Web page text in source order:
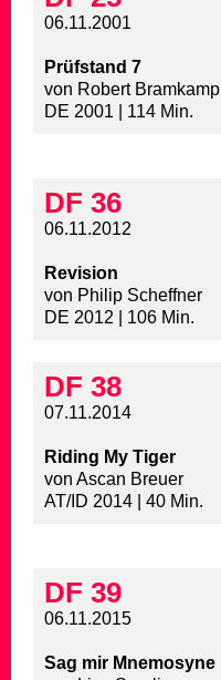
06.11.2001
Prüfstand 7
von Robert Bramkamp
DE 2001 | 114 Min.
DF 36
06.11.2012
Revision
von Philip Scheffner
DE 2012 | 106 Min.
DF 38
07.11.2014
Riding My Tiger
von Ascan Breuer
AT/ID 2014 | 40 Min.
DF 39
06.11.2015
Sag mir Mnemosyne